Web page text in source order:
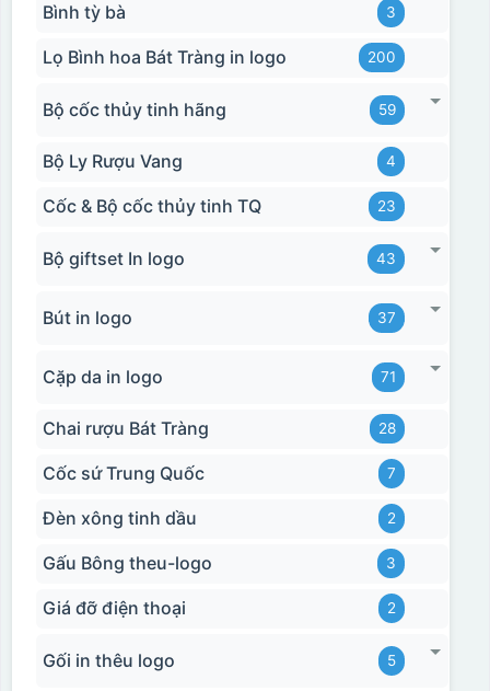
Bình tỳ bà 3
Lọ Bình hoa Bát Tràng in logo 200
Bộ cốc thủy tinh hãng 59
Bộ Ly Rượu Vang 4
Cốc & Bộ cốc thủy tinh TQ 23
Bộ giftset In logo 43
Bút in logo 37
Cặp da in logo 71
Chai rượu Bát Tràng 28
Cốc sứ Trung Quốc 7
Đèn xông tinh dầu 2
Gấu Bông theu-logo 3
Giá đỡ điện thoại 2
Gối in thêu logo 5